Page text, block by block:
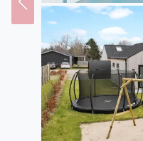
fantastischen
Freizeitpark Djurs
Groß und Klein.
Bønnerup Hafen
Meeresfrüchte auf Sie
der Küste oder ein
Kattegatcenter mit
Meeresbewohnern